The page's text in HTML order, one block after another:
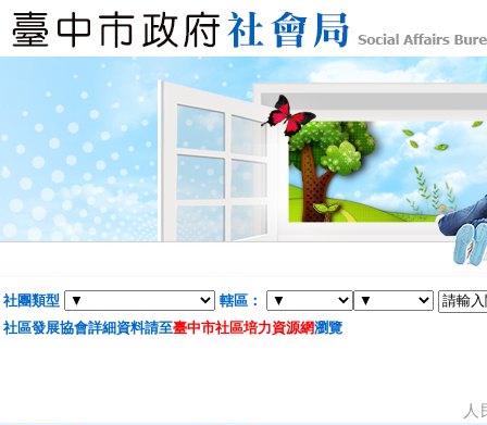
社團類型
轄區：
社區發展協會詳細資料請至臺中市社區培力資源網瀏覽